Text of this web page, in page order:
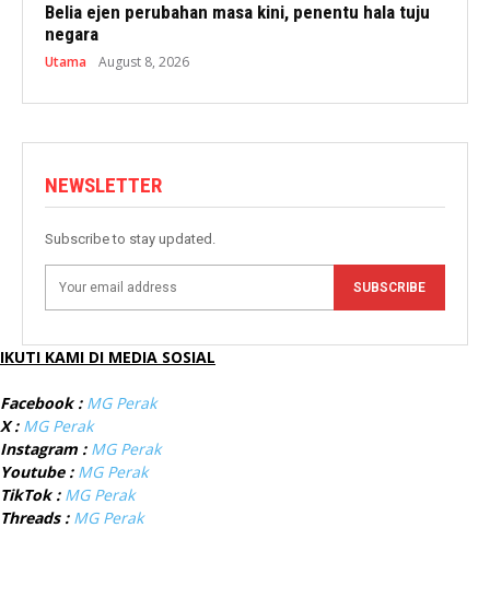
Belia ejen perubahan masa kini, penentu hala tuju
negara
Utama August 8, 2026
NEWSLETTER
Subscribe to stay updated.
SUBSCRIBE
IKUTI KAMI DI MEDIA SOSIAL
Facebook : MG Perak
X : MG Perak
Instagram : MG Perak
Youtube : MG Perak
TikTok : MG Perak
Threads : MG Perak